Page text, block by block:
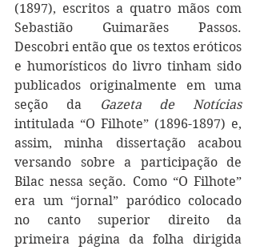
(1897), escritos a quatro mãos com
Sebastião Guimarães Passos.
Descobri então que os textos eróticos
e humorísticos do livro tinham sido
publicados originalmente em uma
seção da
Gazeta de Notícias
intitulada “O Filhote” (1896-1897) e,
assim, minha dissertação acabou
versando sobre a participação de
Bilac nessa seção. Como “O Filhote”
era um “jornal” paródico colocado
no canto superior direito da
primeira página da folha dirigida